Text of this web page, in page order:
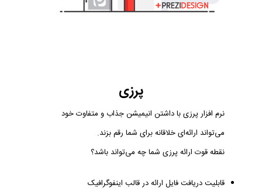
پرزی
نرم افزار پرزی با داشتن انیمیشن جذاب و متفاوت خود
می‌تواند ارائه‌ای خلاقانه برای شما رقم بزند.
نقطه قوت ارائه پرزی شما چه می‌تواند باشد؟
قابلیت دریافت فایل ارائه در قالب اینفوگرافیک